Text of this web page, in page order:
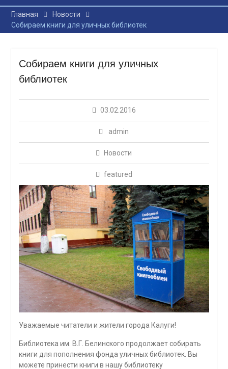
Главная
Новости
Собираем книги для уличных библиотек
Собираем книги для уличных
библиотек
03.02.2016
admin
Новости
featured
Уважаемые читатели и жители города Калуги!
Библиотека им. В.Г. Белинского продолжает собирать
книги для пополнения фонда уличных библиотек. Вы
можете принести книги в нашу библиотеку